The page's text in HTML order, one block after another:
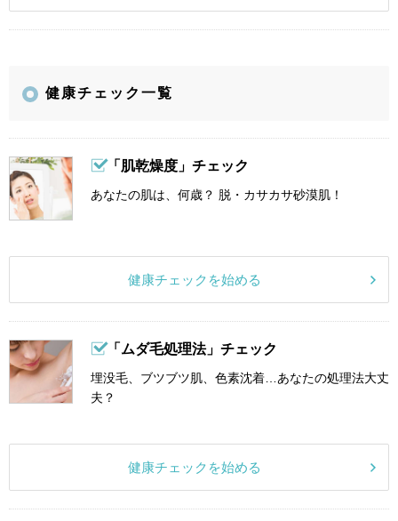
健康チェック一覧
「肌乾燥度」チェック
あなたの肌は、何歳？ 脱・カサカサ砂漠肌！
健康チェックを始める
「ムダ毛処理法」チェック
埋没毛、ブツブツ肌、色素沈着…あなたの処理法大丈
夫？
健康チェックを始める